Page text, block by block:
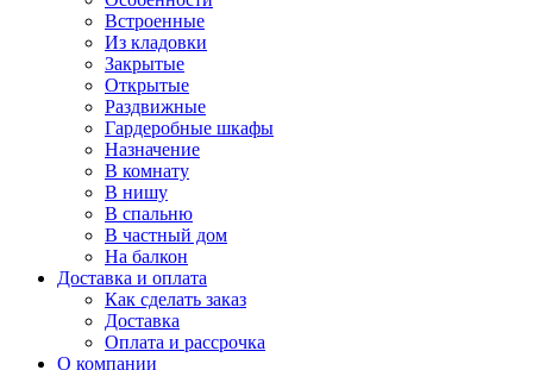
Встроенные
Из кладовки
Закрытые
Открытые
Раздвижные
Гардеробные шкафы
Назначение
В комнату
В нишу
В спальню
В частный дом
На балкон
Доставка и оплата
Как сделать заказ
Доставка
Оплата и рассрочка
О компании